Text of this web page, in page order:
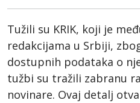
Tužili su KRIK, koji je
redakcijama u Srbiji,
dostupnih podataka o
tužbi su tražili zabranu
novinare. Ovaj detalj